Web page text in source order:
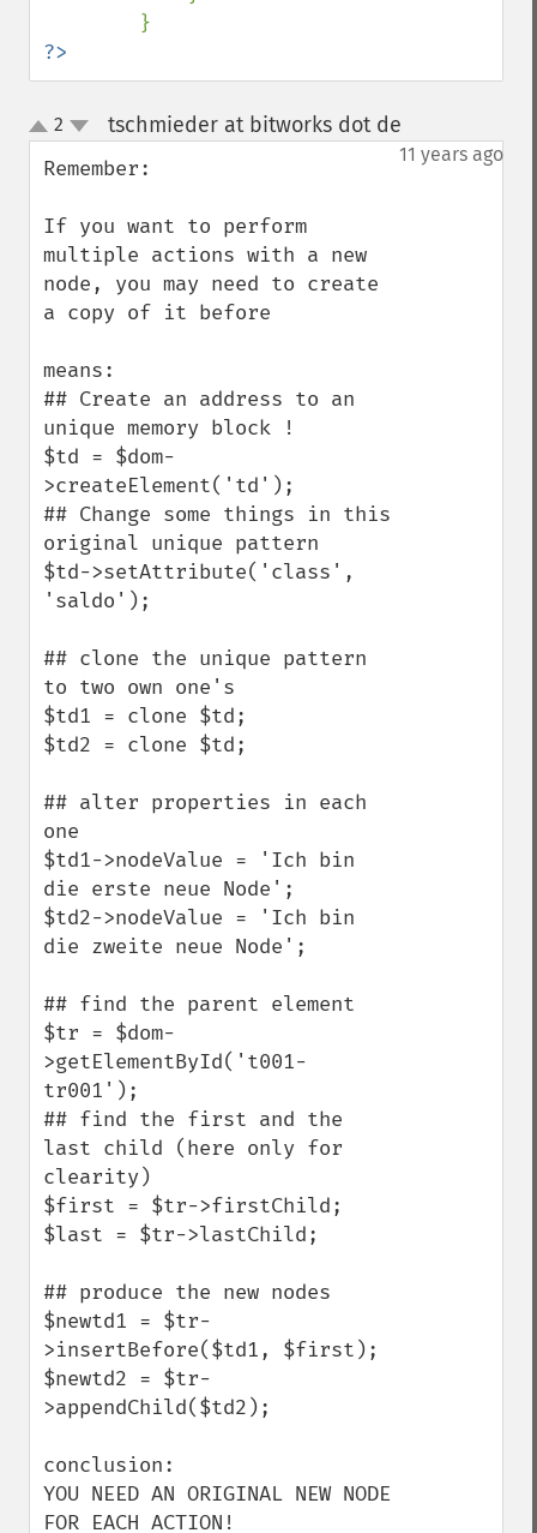
?>
up
down
2 tschmieder at bitworks dot de
11 years ago
Remember:
If you want to perform
multiple actions with a new
node, you may need to create
a copy of it before
means:
## Create an address to an
unique memory block !
$td = $dom-
>createElement('td');
## Change some things in this
original unique pattern
$td->setAttribute('class',
'saldo');
## clone the unique pattern
to two own one's
$td1 = clone $td;
$td2 = clone $td;
## alter properties in each
one
$td1->nodeValue = 'Ich bin
die erste neue Node';
$td2->nodeValue = 'Ich bin
die zweite neue Node';
## find the parent element
$tr = $dom-
>getElementById('t001-
tr001');
## find the first and the
last child (here only for
clearity)
$first = $tr->firstChild;
$last = $tr->lastChild;
## produce the new nodes
$newtd1 = $tr-
>insertBefore($td1, $first);
$newtd2 = $tr-
>appendChild($td2);
conclusion:
YOU NEED AN ORIGINAL NEW NODE
FOR EACH ACTION!